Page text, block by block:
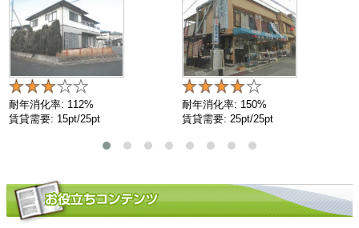
耐年消化率: 112%
賃貸需要: 15pt/25pt
耐年消化率: 150%
賃貸需要: 25pt/25pt